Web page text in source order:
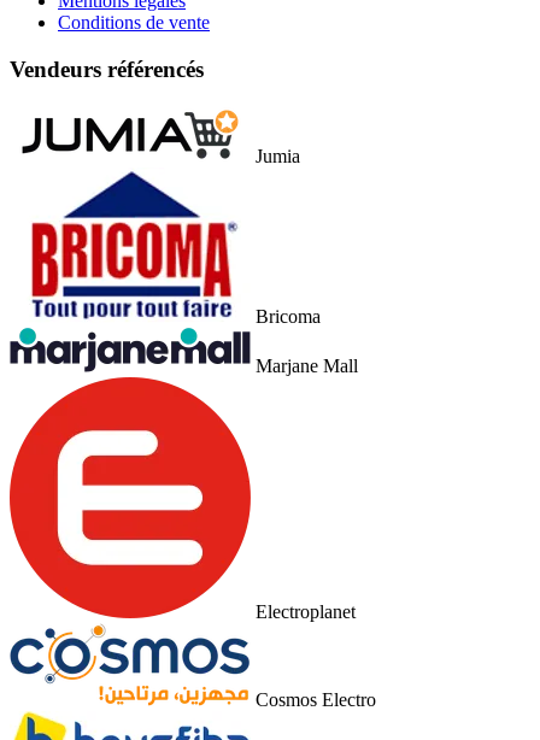
Conditions de vente
Vendeurs référencés
Jumia
Bricoma
Marjane Mall
Electroplanet
Cosmos Electro